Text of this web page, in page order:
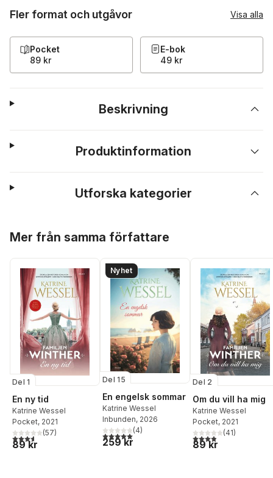
Fler format och utgåvor Visa alla
Pocket
89 kr
E-bok
49 kr
Beskrivning
Produktinformation
Utforska kategorier
Mer från samma författare
Del 1
En ny tid
Katrine Wessel
Pocket, 2021
3,6utav 5 stjärnor. Totalt antal röster:
(57)
89 kr
Nyhet
Del 15
En engelsk sommar
Katrine Wessel
Inbunden, 2026
5,0utav 5 stjärnor. Totalt antal röster:
(4)
259 kr
Del 2
Om du vill ha mig
Katrine Wessel
Pocket, 2021
3,9utav 5 stjärnor.
(41)
89 kr